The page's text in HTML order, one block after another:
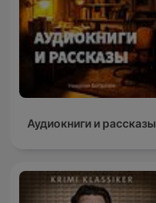
Аудиокниги и рассказы